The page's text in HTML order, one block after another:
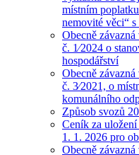
místním
nemovité věci“
Obecně
č. 1⁄2024 o
hospodářství
Obecně
č. 3⁄2021, o
komunálního
Způsob svozů
Ceník za
1. 1. 2026 pro
Obecně